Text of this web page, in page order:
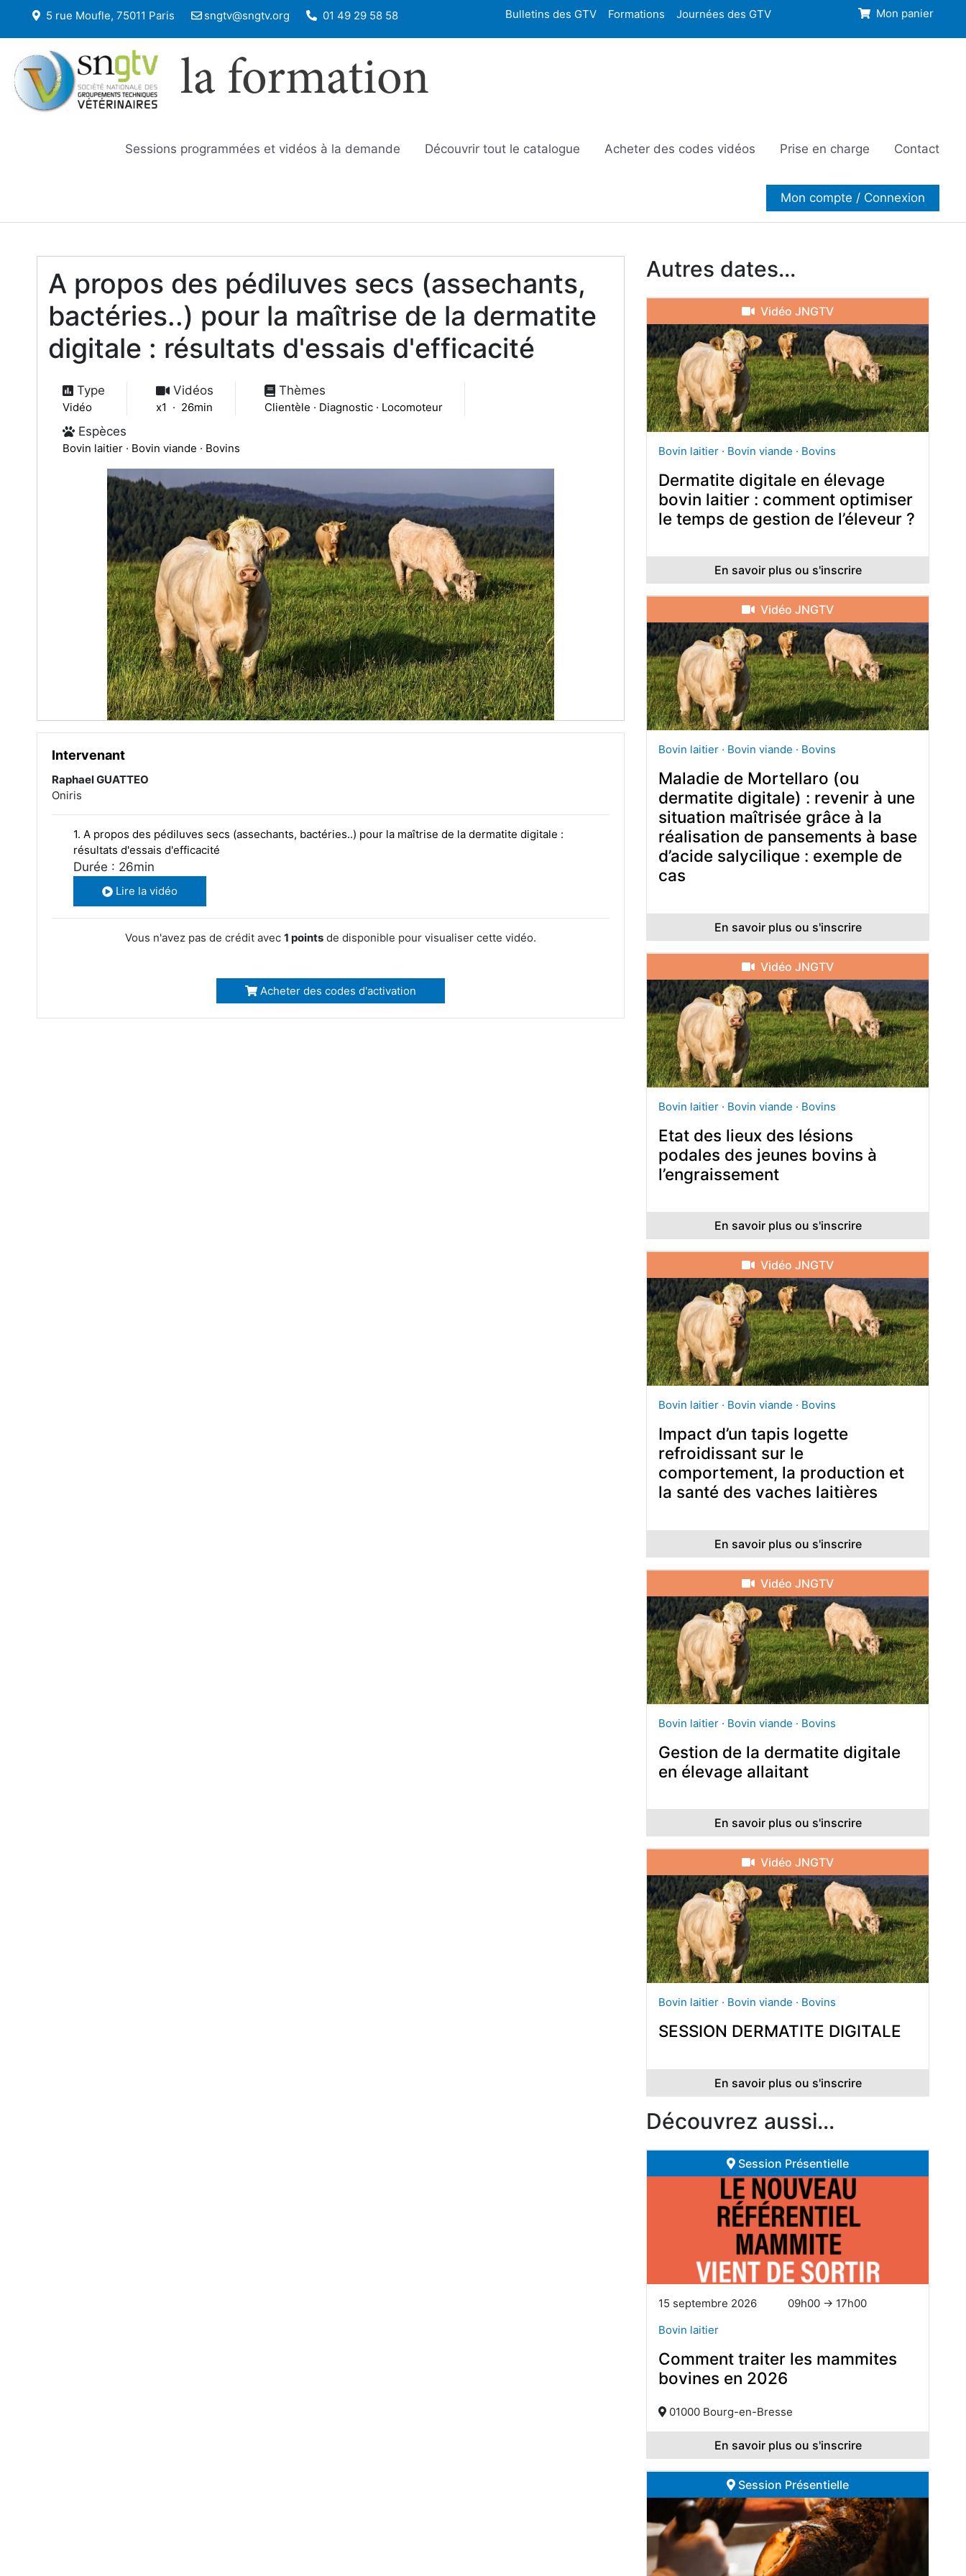
5 rue Moufle, 75011 Paris sngtv@sngtv.org 01 49 29 58 58 Bulletins des GTV Formations Journées des GTV Mon panier
la formation
Sessions programmées et vidéos à la demande Découvrir tout le catalogue Acheter des codes vidéos Prise en charge Contact
Mon compte / Connexion
A propos des pédiluves secs (assechants,
bactéries..) pour la maîtrise de la dermatite
digitale : résultats d'essais d'efficacité
Type
Vidéo
Vidéos
x1 · 26min
Thèmes
Clientèle · Diagnostic · Locomoteur
Espèces
Bovin laitier · Bovin viande · Bovins
Intervenant
Raphael GUATTEO
Oniris
1. A propos des pédiluves secs (assechants, bactéries..) pour la maîtrise de la dermatite digitale :
résultats d'essais d'efficacité
Durée : 26min
Lire la vidéo
Vous n'avez pas de crédit avec 1 points de disponible pour visualiser cette vidéo.
Acheter des codes d'activation
Autres dates...
Vidéo JNGTV
Bovin laitier · Bovin viande · Bovins
Dermatite digitale en élevage
bovin laitier : comment optimiser
le temps de gestion de l’éleveur ?
En savoir plus ou s'inscrire
Vidéo JNGTV
Bovin laitier · Bovin viande · Bovins
Maladie de Mortellaro (ou
dermatite digitale) : revenir à une
situation maîtrisée grâce à la
réalisation de pansements à base
d’acide salycilique : exemple de
cas
En savoir plus ou s'inscrire
Vidéo JNGTV
Bovin laitier · Bovin viande · Bovins
Etat des lieux des lésions
podales des jeunes bovins à
l’engraissement
En savoir plus ou s'inscrire
Vidéo JNGTV
Bovin laitier · Bovin viande · Bovins
Impact d’un tapis logette
refroidissant sur le
comportement, la production et
la santé des vaches laitières
En savoir plus ou s'inscrire
Vidéo JNGTV
Bovin laitier · Bovin viande · Bovins
Gestion de la dermatite digitale
en élevage allaitant
En savoir plus ou s'inscrire
Vidéo JNGTV
Bovin laitier · Bovin viande · Bovins
SESSION DERMATITE DIGITALE
En savoir plus ou s'inscrire
Découvrez aussi...
Session Présentielle
15 septembre 2026
09h00 → 17h00
Bovin laitier
Comment traiter les mammites
bovines en 2026
01000 Bourg-en-Bresse
En savoir plus ou s'inscrire
Session Présentielle